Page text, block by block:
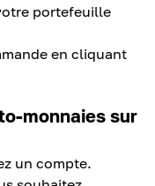
portefeuille
en cliquant
monnaies sur
un compte.